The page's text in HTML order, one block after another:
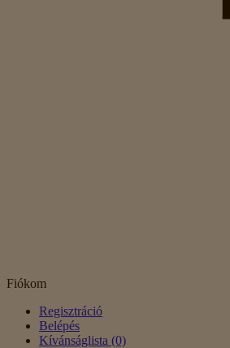
Fiókom
Regisztráció
Belépés
Kívánságlista (0)